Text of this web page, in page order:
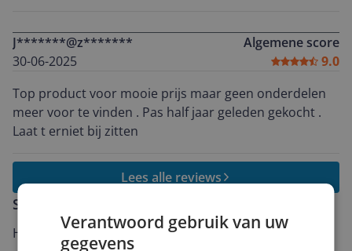
J*******@z*******
30-06-2025
Algemene score
9.0
Top product voor mooie prijs maar geen onderdelen
meer voor te vinden . Pas half jaar geleden gekocht .
Laat t erniet bij zitten
Lees alle reviews
Schrijf een review
Heb jij dit product in bezit en wil je graag je mening
Verantwoord gebruik van uw
gegevens